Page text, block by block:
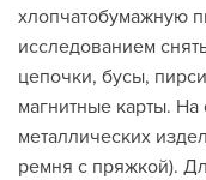
хлопчатобумажную
исследованием
цепочки, бусы,
магнитные карты.
металлических
ремня с пряжкой).